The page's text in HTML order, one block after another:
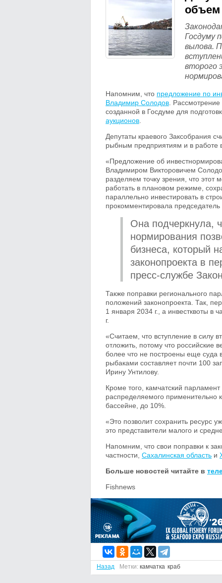
объем
Госдуму
вылова.
второго
Напомним, что предложение по
Владимир Солодов .
созданной в Госдуме для
аукционов
Депутаты краевого Заксобрания
рыбным предприятиям и в работе
«Предложение об
Владимиром Викторовичем
разделяем точку зрения, что
работать в плановом режиме,
параллельно инвестировать в
прокомментировала
Она подчеркнула,
нормирования
бизнеса, который
законопроекта в
пресс-службе
Также поправки регионального
положений законопроекта. Так,
1 января 2034 г., а инвестквоты в
г.
«Считаем, что вступление в силу
отложить, потому что российские
более что не построены еще суда
рыбаками составляет почти 100
Ирину Унтилову.
Кроме того, камчатский
распределяемого применительно
бассейне, до 10%.
«Это позволит сохранить ресурс
это представители малого и
Напомним, что свои поправки к
частности, Сахалинская область и
Больше новостей читайте в
Fishnews
Назад Метки: камчатка краб